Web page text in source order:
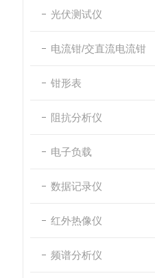
光伏测试仪
电流钳/交直流电流钳
钳形表
阻抗分析仪
电子负载
数据记录仪
红外热像仪
频谱分析仪